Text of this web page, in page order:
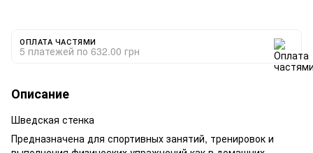
ОПЛАТА ЧАСТЯМИ
5 платежей по 632.00 грн
Описание
Шведская стенка
Предназначена для спортивных занятий, тренировок и